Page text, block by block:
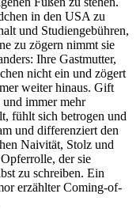
in den USA zu
und Studiengebühren,
zu zögern nimmt sie
Ihre Gastmutter,
nicht ein und zögert
weiter hinaus. Gift
immer mehr
fühlt sich betrogen und
und differenziert den
Naivität, Stolz und
der sie
zu schreiben. Ein
erzählter Coming-of-